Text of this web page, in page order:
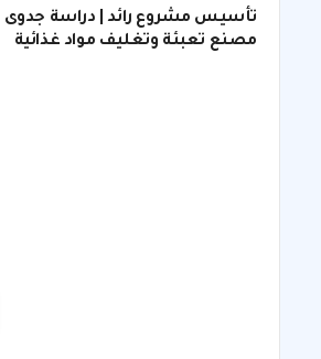
تأسيس مشروع رائد | دراسة جدوى
مصنع تعبئة وتغليف مواد غذائية